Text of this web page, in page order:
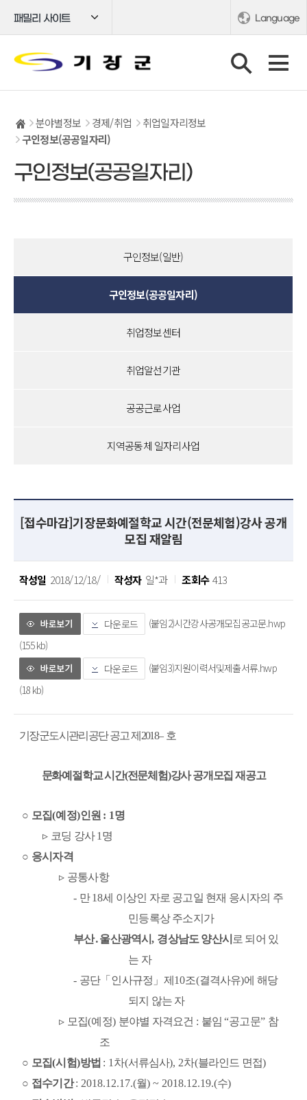
패밀리 사이트 Language
분야별정보 경제/취업
취업일자리정보
구인정보(공공일자리)
구인정보(공공일자리)
구인정보(일반)
구인정보(공공일자리)
취업정보센터
취업알선기관
공공근로사업
지역공동체 일자리사업
[접수마감]기장문화예절학교 시간(전문체험)강사 공개
모집 재알림
작성일 2018/12/18/ 작성자 일*과 조회수 413
다운로드
(붙임2)시간강사공개모집공고문.hwp
(155 kb)
다운로드
(붙임3)지원이력서및제출서류.hwp
(18 kb)
기장군도시관리공단 공고 제 2018– 호
문화예절학교 시간(전문체험)강사 공개모집 재공고
○ 모집(예정)인원 : 1명
▹ 코딩 강사 1 명
○ 응시자격
▹ 공통사항
- 만 18세 이상인 자로 공고일 현재 응시자의 주
민등록상 주소지가
부산․울산광역시, 경상남도 양산시 로 되어 있
는 자
- 공단「 인사규정 」제 10조(결격사유)에 해당
되지 않는 자
▹ 모집(예정) 분야별 자격요건 : 붙임 “공고문” 참
조
○ 모집(시험)방법 : 1 차(서류심사), 2차(블라인드 면접)
○ 접수기간 : 2018.12.17.(월) ~ 2018.12.19.(수)